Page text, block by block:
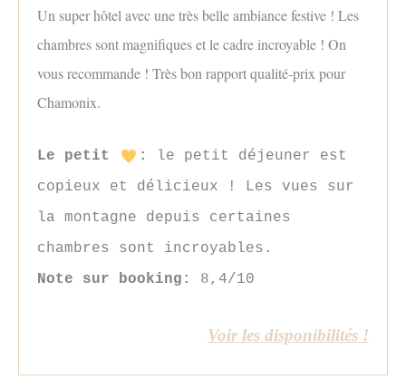
Un super hôtel avec une très belle ambiance festive ! Les
chambres sont magnifiques et le cadre incroyable ! On
vous recommande ! Très bon rapport qualité-prix pour
Chamonix.
Le petit :
le petit déjeuner est
copieux et délicieux ! Les vues sur
la montagne depuis certaines
chambres sont incroyables.
Note sur booking:
8,4/10
Voir les disponibilités !